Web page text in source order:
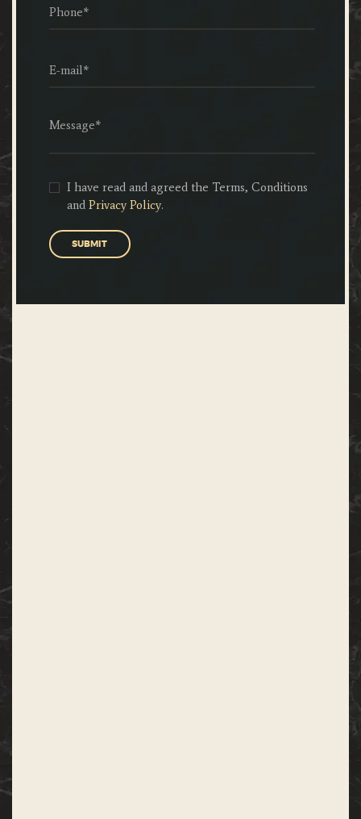
I have read and agreed the Terms, Conditions
andPrivacy Policy.